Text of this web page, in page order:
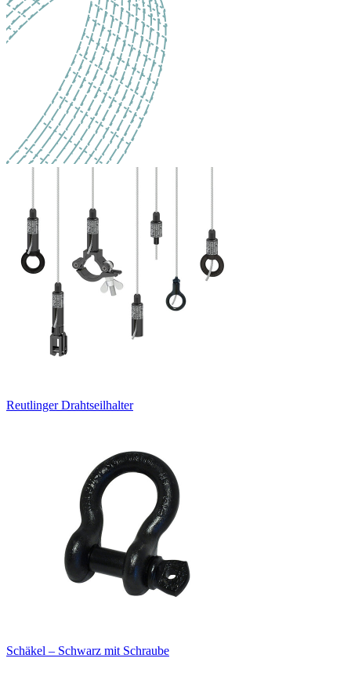
Reutlinger Drahtseilhalter
Schäkel – Schwarz mit Schraube